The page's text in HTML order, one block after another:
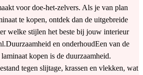
voor doe-het-zelvers. Als je van plan
te kopen, ontdek dan de uitgebreide
welke stijlen het beste bij jouw interieur
en onderhoudEen van de
kopen is de duurzaamheid.
tegen slijtage, krassen en vlekken, wat